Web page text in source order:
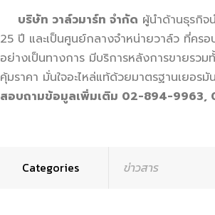
บริษัท วาล์วมาร์ท จำกัด ผู้นำด้านธุรกิจ
25 ปี และเป็นศูนย์กลางจำหน่ายวาล์ว ที่คร
อย่างเป็นทางการ มีบริการหลังการขายรว
คุ้มราคา มั่นใจอะไหล่แท้ด้วยมาตรฐานเยอ
สอบถามข้อมูลเพิ่มเติม 02-894-9963,
Categories ข่าวสาร